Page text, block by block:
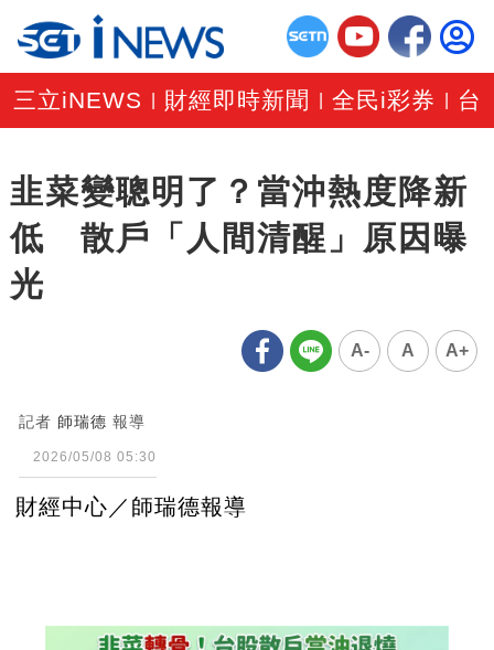
三立iNEWS 財經即時新聞 |全民i彩券 台
韭菜變聰明了？當沖熱度降新
低 散戶「人間清醒」原因曝
光
A- A A+
記者 師瑞德 報導
2026/05/08 05:30
財經中心／師瑞德報導